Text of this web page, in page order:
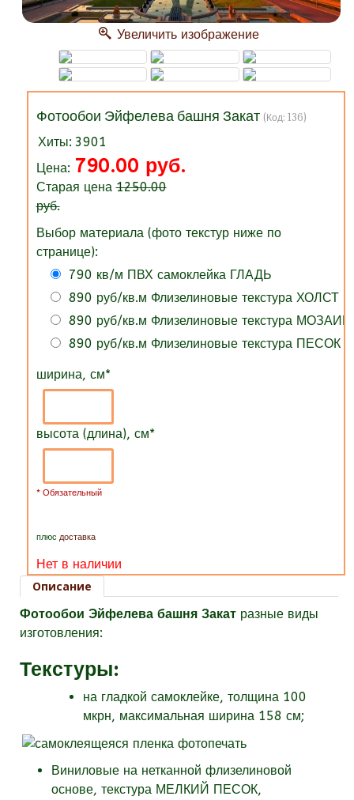
Увеличить изображение
Фотообои Эйфелева башня Закат (Код: 136)
Хиты: 3901
Цена: 790.00 руб.
Старая цена1250.00
руб.
Выбор материала (фото текстур ниже по
странице):
790 кв/м ПВХ самоклейка ГЛАДЬ
890 руб/кв.м Флизелиновые текстура ХОЛСТ
890 руб/кв.м Флизелиновые текстура
890 руб/кв.м Флизелиновые текстура ПЕСОК
ширина, см*
высота (длина), см*
* Обязательный
плюс доставка
Нет в наличии
Описание
Фотообои Эйфелева башня Закат разные виды
изготовления:
Текстуры:
на гладкой самоклейке, толщина 100
мкрн, максимальная ширина 158 см;
Виниловые на нетканной флизелиновой
основе, текстура МЕЛКИЙ ПЕСОК,